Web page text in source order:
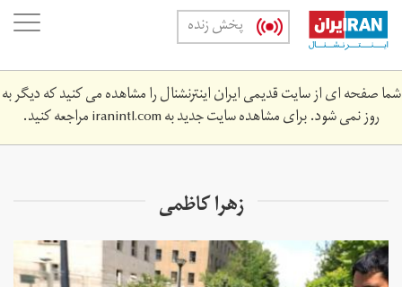
Skip
main
content
پخش زنده
شما صفحه ای از سایت قدیمی ایران اینترنشنال را مشاهده می کنید که دیگر به
روز نمی شود. برای مشاهده سایت جدید بهiranintl.comمراجعه کنید.
زهرا کاظمی